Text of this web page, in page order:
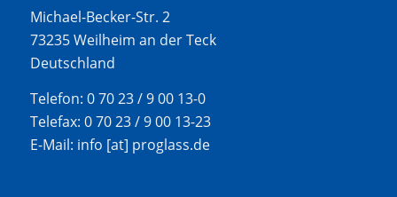
Michael-Becker-Str. 2
73235 Weilheim an der Teck
Deutschland
Telefon: 0 70 23 / 9 00 13-0
Telefax: 0 70 23 / 9 00 13-23
E-Mail: info [at] proglass.de